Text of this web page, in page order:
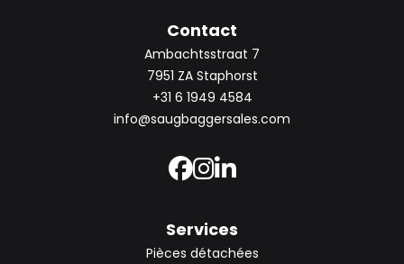
Contact
Ambachtsstraat 7
7951 ZA Staphorst
+31 6 1949 4584
info@saugbaggersales.com
Services
Pièces détachées